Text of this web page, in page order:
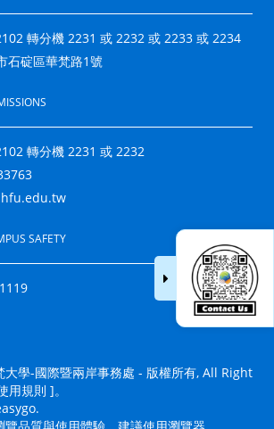
轉分機 2231 或 2232 或 2233 或 2234
石碇區華梵路1號
轉分機 2231 或 2232
SAFETY
大學-國際暨兩岸事務處 - 版權所有, All Right
用規則 ]。